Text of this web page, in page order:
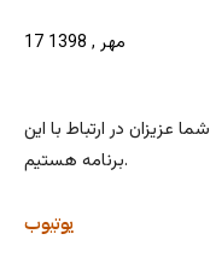
17 مهر , 1398
عزیزان در ارتباط با این
برنامه هستیم.
یوتیوب